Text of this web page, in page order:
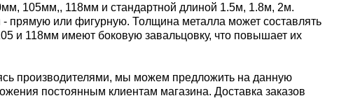
105мм,, 118мм и стандартной длиной 1.5м, 1.8м, 2м.
или фигурную. Толщина металла может составлять
и 118мм имеют боковую завальцовку, что повышает их
производителями, мы можем предложить на данную
постоянным клиентам магазина. Доставка заказов